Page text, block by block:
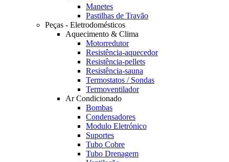
Manetes
Pastilhas de Travão
Peças - Eletrodomésticos
Aquecimento & Clima
Motorredutor
Resistência-aquecedor
Resistência-pellets
Resistência-sauna
Termostatos / Sondas
Termoventilador
Ar Condicionado
Bombas
Condensadores
Modulo Eletrónico
Suportes
Tubo Cobre
Tubo Drenagem